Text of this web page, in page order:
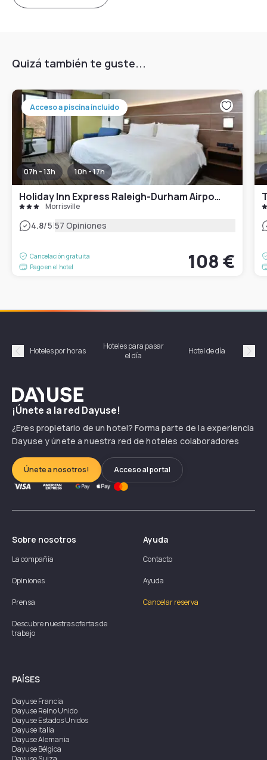
Quizá también te guste...
Acceso a piscina incluido
07h - 13h 10h - 17h
Holiday Inn Express Raleigh-Durham Airport, an IHG Hotel
Morrisville
4.8/5|57 Opiniones
Cancelación gratuita
Pago en el hotel
108 €
Précédent
Hoteles por horas
Hoteles para pasar
el día
Hotel de día
Dayuse
¡Únete a la red Dayuse!
¿Eres propietario de un hotel? Forma parte de la experiencia
Dayuse y únete a nuestra red de hoteles colaboradores
Únete a nosotros! Acceso al portal
Sobre nosotros
La compañía
Opiniones
Prensa
Descubre nuestras ofertas de
trabajo
Ayuda
Contacto
Ayuda
Cancelar reserva
PAÍSES
DayuseFrancia
DayuseReino Unido
DayuseEstados Unidos
DayuseItalia
DayuseAlemania
DayuseBélgica